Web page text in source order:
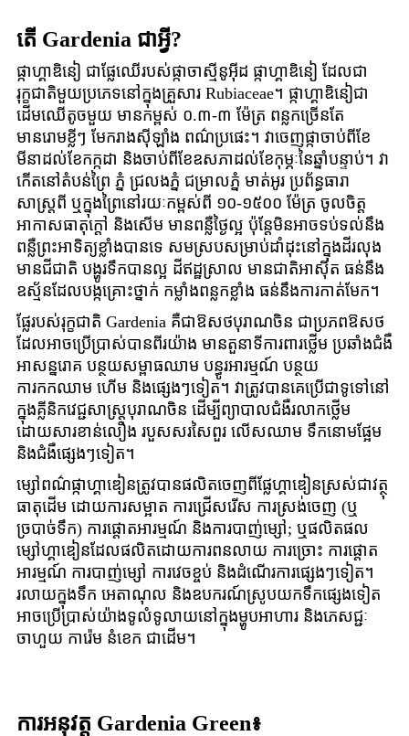
តើ Gardenia ជាអ្វី?
ផ្កាហ្គាឌិនៀ ជាផ្លែឈើរបស់ផ្កាចាស្មីនូអ៊ីដ ផ្កាហ្គាឌិនៀ ដែលជា
រុក្ខជាតិមួយប្រភេទនៅក្នុងគ្រួសារ Rubiaceae។ ផ្កាហ្គាឌិនៀជា
ដើមឈើតូចមួយ មានកម្ពស់ ០.៣-៣ ម៉ែត្រ ពន្លកច្រើនតែ
មានរោមខ្លីៗ មែករាងស៊ីឡាំង ពណ៌ប្រផេះ។ វាចេញផ្កាចាប់ពីខែ
មីនាដល់ខែកក្កដា និងចាប់ពីខែឧសភាដល់ខែកុម្ភៈនៃឆ្នាំបន្ទាប់។ វា
កើតនៅតំបន់ព្រៃ ភ្នំ ជ្រលងភ្នំ ជម្រាលភ្នំ មាត់អូរ ប្រព័ន្ធធារា
សាស្រ្តពី ឬក្នុងព្រៃនៅរយៈកម្ពស់ពី ១០-១៥០០ ម៉ែត្រ ចូលចិត្ត
អាកាសធាតុក្តៅ និងសើម មានពន្លឺថ្ងៃល្អ ប៉ុន្តែមិនអាចទប់ទល់នឹង
ពន្លឺព្រះអាទិត្យខ្លាំងបានទេ សមស្របសម្រាប់ដាំដុះនៅក្នុងដីរលុង
មានជីជាតិ បង្ហូរទឹកបានល្អ ដីឥដ្ឋស្រាល មានជាតិអាស៊ីត ធន់នឹង
ឧស្ម័នដែលបង្កគ្រោះថ្នាក់ កម្លាំងពន្លកខ្លាំង ធន់នឹងការកាត់មែក។
ផ្លែ​របស់​រុក្ខជាតិ Gardenia គឺជា​ឱសថបុរាណ​ចិន ជា​ប្រភព​ឱសថ​
ដែល​អាច​ប្រើប្រាស់​បាន​ពីរ​យ៉ាង មាន​តួនាទី​ការពារ​ថ្លើម ប្រឆាំង​ជំងឺ​
អាសន្នរោគ បន្ថយ​សម្ពាធ​ឈាម បន្ធូរ​អារម្មណ៍ បន្ថយ​
ការកកឈាម ហើម និង​ផ្សេងៗ​ទៀត។ វា​ត្រូវ​បាន​គេ​ប្រើ​ជាទូទៅ​នៅ​
ក្នុង​គ្លីនិក​វេជ្ជសាស្ត្រ​បុរាណ​ចិន ដើម្បី​ព្យាបាល​ជំងឺ​រលាក​ថ្លើម​
ដោយសារ​ខាន់លឿង របួស​សរសៃពួរ លើសឈាម ទឹកនោមផ្អែម
និង​ជំងឺ​ផ្សេងៗ​ទៀត។
ម្សៅពណ៌ផ្កាហ្គាឌៀនត្រូវបានផលិតចេញពីផ្លែហ្គាឌៀនស្រស់ជាវត្ថុ
ធាតុដើម ដោយការសម្អាត ការជ្រើសរើស ការស្រង់ចេញ (ឬ
ច្របាច់ទឹក) ការផ្តោតអារម្មណ៍ និងការបាញ់ម្សៅ; ឬផលិតផល
ម្សៅហ្គាឌៀនដែលផលិតដោយការពនលាយ ការច្រោះ ការផ្តោត
អារម្មណ៍ ការបាញ់ម្សៅ ការវេចខ្ចប់ និងដំណើរការផ្សេងៗទៀត។
រលាយក្នុងទឹក អេតាណុល និងឧបករណ៍ស្រូបយកទឹកផ្សេងទៀត
អាចប្រើប្រាស់យ៉ាងទូលំទូលាយនៅក្នុងម្ហូបអាហារ និងភេសជ្ជៈ
ចាហួយ ការ៉េម នំខេក ជាដើម។
ការអនុវត្ត Gardenia Green៖